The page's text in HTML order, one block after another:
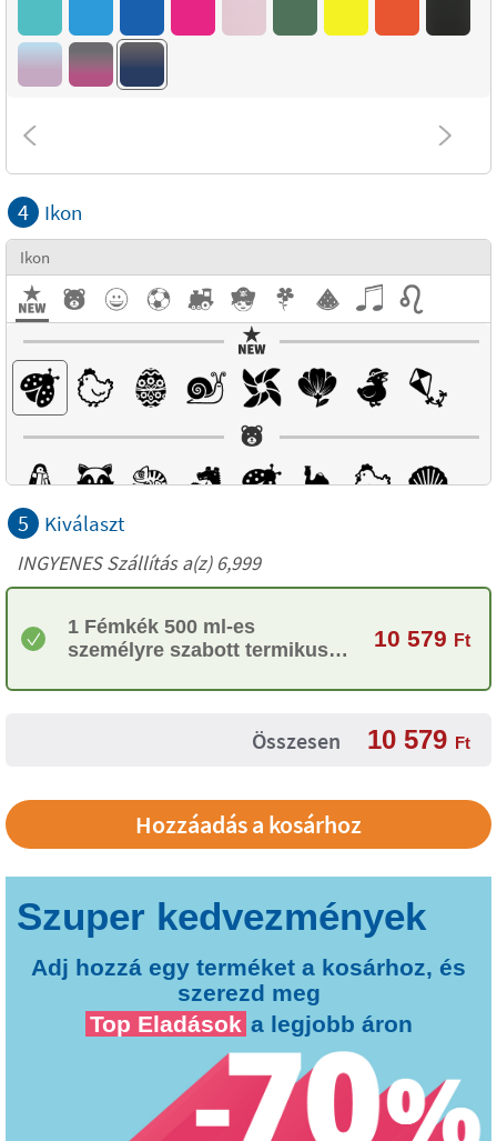
4 Ikon
Ikon
5 Kiválaszt
INGYENES Szállítás a(z) 6,999
1 Fémkék 500 ml-es
személyre szabott termikus
10 579 Ft
Összesen 10 579 Ft
Adj hozzá egy terméket a kosárhoz, és
szerezd meg
Top Eladások a legjobb áron